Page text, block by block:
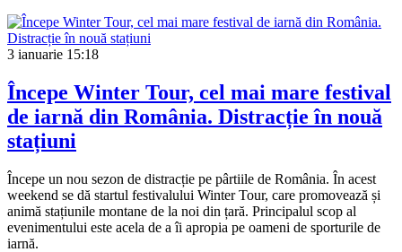
3 ianuarie 15:18
Începe Winter Tour, cel mai mare festival
de iarnă din România. Distracție în nouă
stațiuni
Începe un nou sezon de distracție pe pârtiile de România. În acest
weekend se dă startul festivalului Winter Tour, care promovează și
animă stațiunile montane de la noi din țară. Principalul scop al
evenimentului este acela de a îi apropia pe oameni de sporturile de
iarnă.